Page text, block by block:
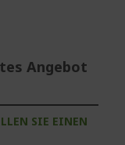
Angebot
SIE EINEN